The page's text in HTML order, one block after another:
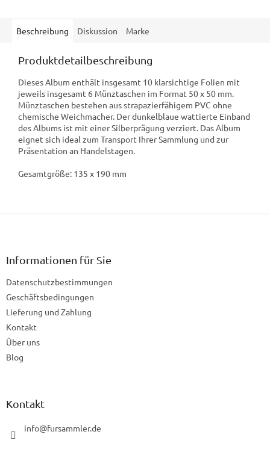
Beschreibung Diskussion Marke
Produktdetailbeschreibung
Dieses Album enthält insgesamt 10 klarsichtige Folien mit
jeweils insgesamt 6 Münztaschen im Format 50 x 50 mm.
Münztaschen bestehen aus strapazierfähigem PVC ohne
chemische Weichmacher. Der dunkelblaue wattierte Einband
des Albums ist mit einer Silberprägung verziert. Das Album
eignet sich ideal zum Transport Ihrer Sammlung und zur
Präsentation an Handelstagen.
Gesamtgröße: 135 x 190 mm
F
Informationen für Sie
Datenschutzbestimmungen
Geschäftsbedingungen
Lieferung und Zahlung
Kontakt
Über uns
Blog
Kontakt
info@fursammler.de